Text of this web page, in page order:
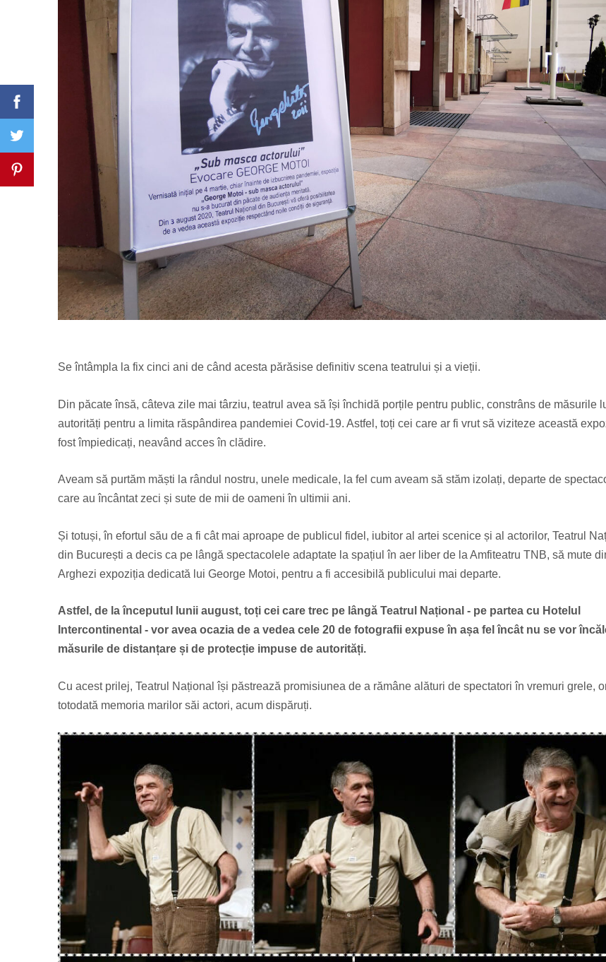
Se întâmpla la fix cinci ani de când acesta părăsise definitiv scena teatrului și a vieții.
Din păcate însă, câteva zile mai târziu, teatrul avea să își închidă porțile pentru public, constrâns de măsurile
autorități pentru a limita răspândirea pandemiei Covid-19. Astfel, toți cei care ar fi vrut să viziteze această
fost împiedicați, neavând acces în clădire.
Aveam să purtăm măști la rândul nostru, unele medicale, la fel cum aveam să stăm izolați, departe de
care au încântat zeci și sute de mii de oameni în ultimii ani.
Și totuși, în efortul său de a fi cât mai aproape de publicul fidel, iubitor al artei scenice și al actorilor, Teatrul
din București a decis ca pe lângă spectacolele adaptate la spațiul în aer liber de la Amfiteatru TNB, să mute
Arghezi expoziția dedicată lui George Motoi, pentru a fi accesibilă publicului mai departe.
Astfel, de la începutul lunii august, toți cei care trec pe lângă Teatrul Național - pe partea cu Hotelul
Intercontinental - vor avea ocazia de a vedea cele 20 de fotografii expuse în așa fel încât nu se vor
măsurile de distanțare și de protecție impuse de autorități.
Cu acest prilej, Teatrul Național își păstrează promisiunea de a rămâne alături de spectatori în vremuri grele,
totodată memoria marilor săi actori, acum dispăruți.